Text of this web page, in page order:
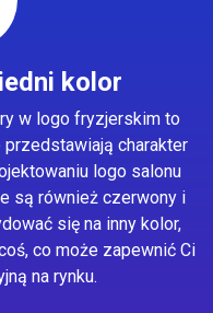
kolor
w logo fryzjerskim to
przedstawiają charakter
logo salonu
są również czerwony i
się na inny kolor,
co może zapewnić Ci
na rynku.